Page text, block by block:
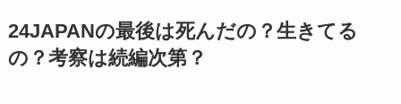
24JAPANの最後は死んだの？生きてる
の？考察は続編次第？